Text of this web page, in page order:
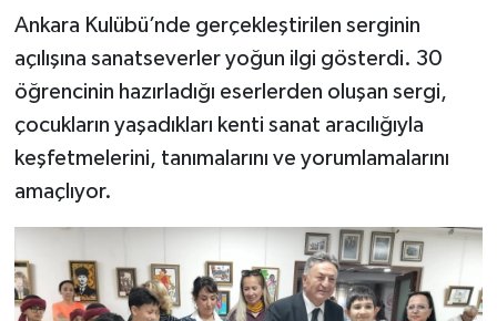
Ankara Kulübü’nde gerçekleştirilen serginin
açılışına sanatseverler yoğun ilgi gösterdi. 30
öğrencinin hazırladığı eserlerden oluşan sergi,
çocukların yaşadıkları kenti sanat aracılığıyla
keşfetmelerini, tanımalarını ve yorumlamalarını
amaçlıyor.